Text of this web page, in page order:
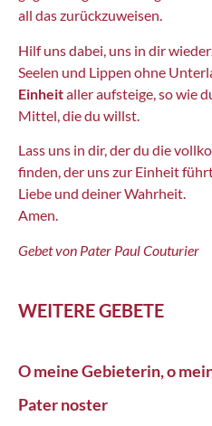
all das zurückzuweisen.
Hilf uns dabei, uns in dir
Seelen und Lippen ohne
Einheitaller aufsteige, so wie
Mittel, die du willst.
Lass uns in dir, der du die
finden, der uns zur Einheit
Liebe und deiner Wahrheit.
Amen.
Gebet von Pater Paul Couturier
WEITERE GEBETE
O meine Gebieterin, o
Pater noster